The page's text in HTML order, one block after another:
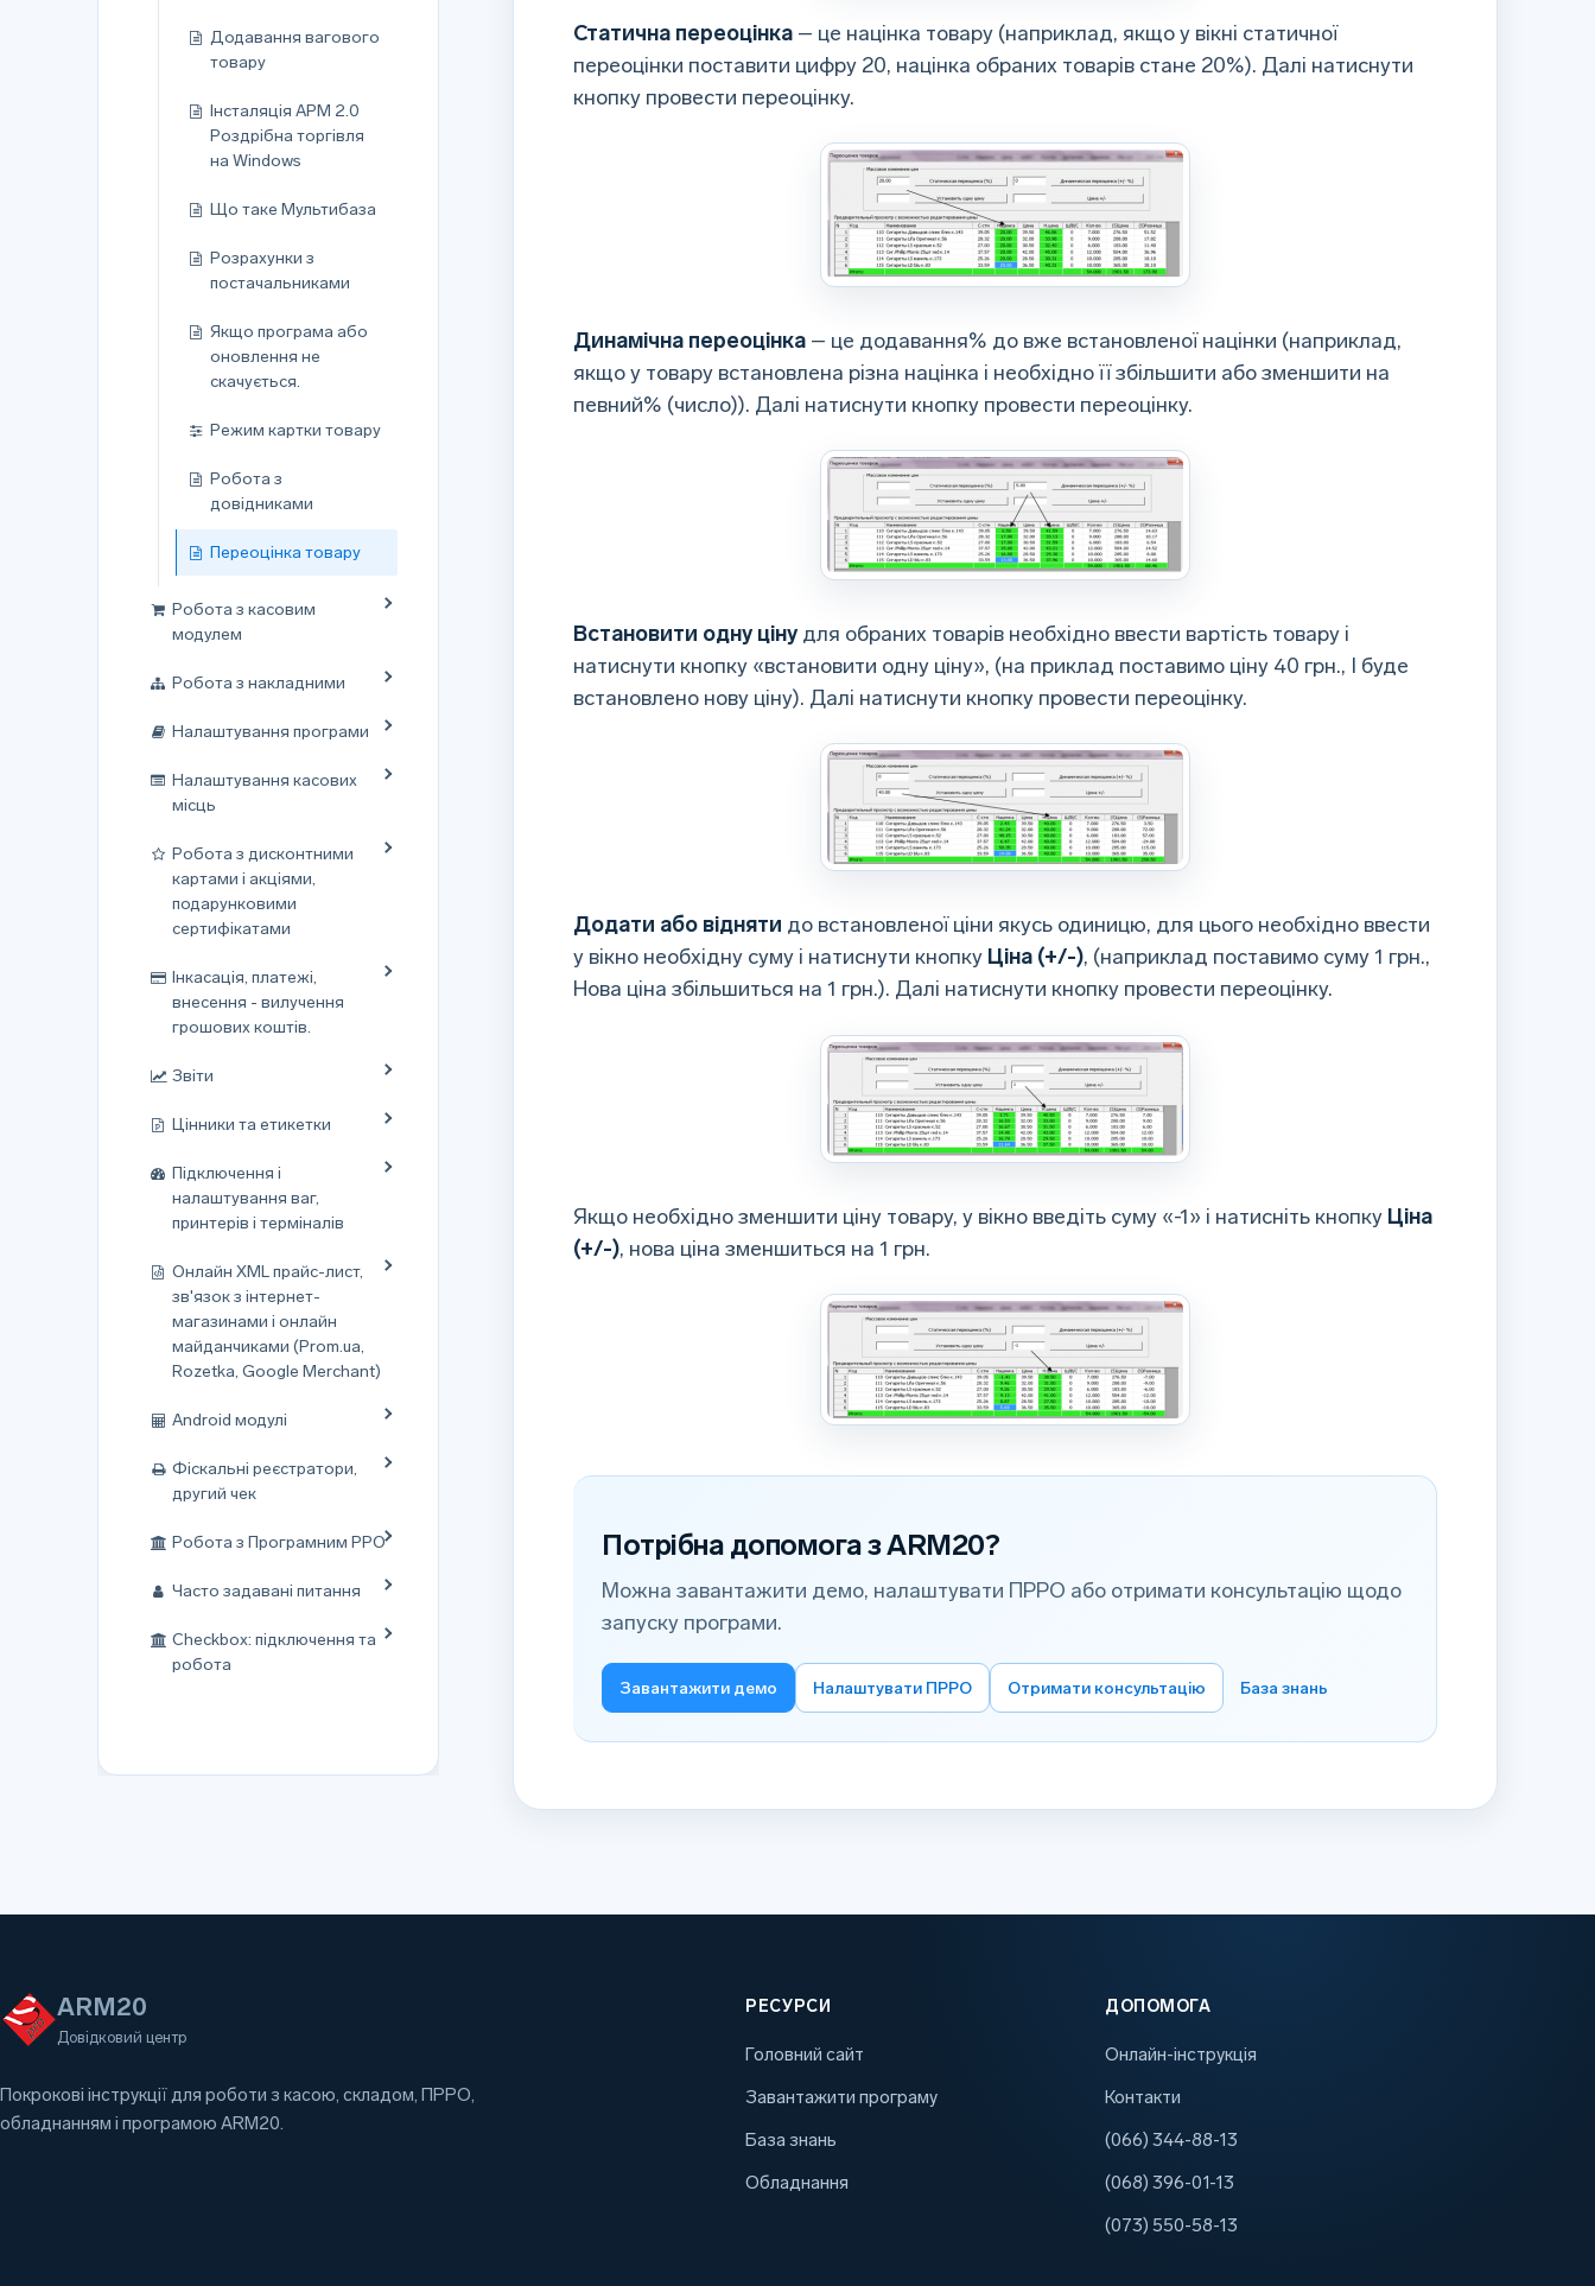
Додавання вагового
товару
Інсталяція АРМ 2.0
Роздрібна торгівля
на Windows
Що таке Мультибаза
Розрахунки з
постачальниками
Якщо програма або
оновлення не
скачується.
Режим картки товару
Робота з
довідниками
Переоцінка товару
Робота з касовим
модулем
Робота з накладними
Налаштування програми
Налаштування касових
місць
Робота з дисконтними
картами і акціями,
подарунковими
сертифікатами
Інкасація, платежі,
внесення - вилучення
грошових коштів.
Звіти
Цінники та етикетки
Підключення і
налаштування ваг,
принтерів і терміналів
Онлайн XML прайс-лист,
зв'язок з інтернет-
магазинами і онлайн
майданчиками (Prom.ua,
Rozetka, Google Merchant)
Android модулі
Фіскальні реєстратори,
другий чек
Робота з Програмним РРО
Часто задавані питання
Checkbox: підключення та
робота
Статична переоцінка – це націнка товару (наприклад, якщо у вікні статичної
переоцінки поставити цифру 20, націнка обраних товарів стане 20%). Далі натиснути
кнопку провести переоцінку.
Динамічна переоцінка – це додавання% до вже встановленої націнки (наприклад,
якщо у товару встановлена ​​різна націнка і необхідно її збільшити або зменшити на
певний% (число)). Далі натиснути кнопку провести переоцінку.
Встановити одну ціну для обраних товарів необхідно ввести вартість товару і
натиснути кнопку «встановити одну ціну», (на приклад поставимо ціну 40 грн., І буде
встановлено нову ціну). Далі натиснути кнопку провести переоцінку.
Додати або відняти до встановленої ціни якусь одиницю, для цього необхідно ввести
у вікно необхідну суму і натиснути кнопку Ціна (+/-), (наприклад поставимо суму 1 грн.,
Нова ціна збільшиться на 1 грн.). Далі натиснути кнопку провести переоцінку.
Якщо необхідно зменшити ціну товару, у вікно введіть суму «-1» і натисніть кнопку Ціна
(+/-), нова ціна зменшиться на 1 грн.
Потрібна допомога з ARM20?
Можна завантажити демо, налаштувати ПРРО або отримати консультацію щодо
запуску програми.
Завантажити демо Налаштувати ПРРО Отримати консультацію База знань
ARM20
Довідковий центр
Покрокові інструкції для роботи з касою, складом, ПРРО,
обладнанням і програмою ARM20.
РЕСУРСИ
Головний сайт
Завантажити програму
База знань
Обладнання
ДОПОМОГА
Онлайн-інструкція
Контакти
(066) 344-88-13
(068) 396-01-13
(073) 550-58-13